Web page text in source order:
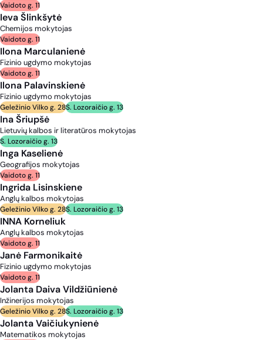
Vaidoto g. 11
Ieva Šlinkšytė
Chemijos mokytojas
Vaidoto g. 11
Ilona Marculanienė
Fizinio ugdymo mokytojas
Vaidoto g. 11
Ilona Palavinskienė
Fizinio ugdymo mokytojas
Geležinio Vilko g. 28S. Lozoraičio g. 13
Ina Šriupšė
Lietuvių kalbos ir literatūros mokytojas
S. Lozoraičio g. 13
Inga Kaselienė
Geografijos mokytojas
Vaidoto g. 11
Ingrida Lisinskiene
Anglų kalbos mokytojas
Geležinio Vilko g. 28S. Lozoraičio g. 13
INNA Korneliuk
Anglų kalbos mokytojas
Vaidoto g. 11
Janė Farmonikaitė
Fizinio ugdymo mokytojas
Vaidoto g. 11
Jolanta Daiva Vildžiūnienė
Inžinerijos mokytojas
Geležinio Vilko g. 28S. Lozoraičio g. 13
Jolanta Vaičiukynienė
Matematikos mokytojas